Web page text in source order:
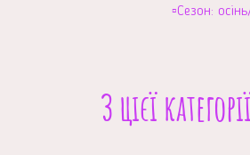
▫️Сезон:
З цієї